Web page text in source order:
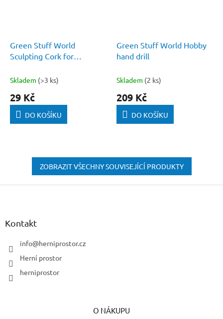
Green Stuff World
Sculpting Cork for
Skladem (>3 ks)
29 Kč
DO KOŠÍKU
Green Stuff World Hobby
hand drill
Skladem (2 ks)
209 Kč
DO KOŠÍKU
ZOBRAZIT VŠECHNY SOUVISEJÍCÍ PRODUKTY
Z
Kontakt
info@herniprostor.cz
Herní prostor
herniprostor
O NÁKUPU